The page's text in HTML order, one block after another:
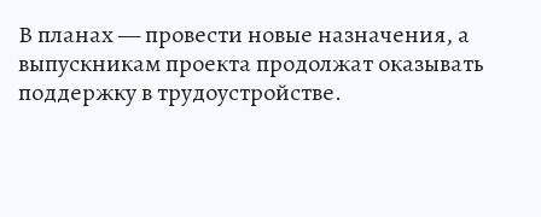
В планах — провести новые назначения, а
выпускникам проекта продолжат оказывать
поддержку в трудоустройстве.